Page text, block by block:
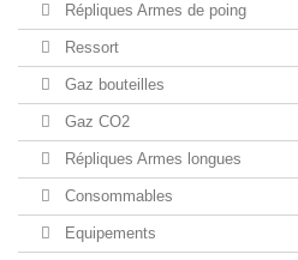
Répliques Armes de poing
Ressort
Gaz bouteilles
Gaz CO2
Répliques Armes longues
Consommables
Equipements